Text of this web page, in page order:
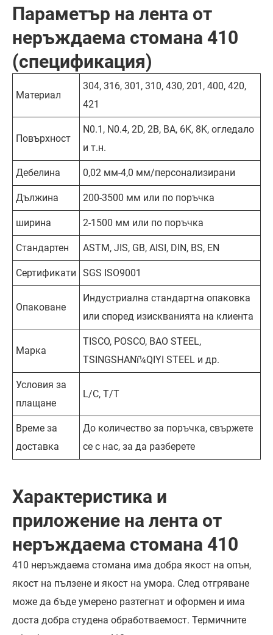
Параметър на лента от
неръждаема стомана 410
(спецификация)
Материал
304, 316, 301, 310, 430, 201, 400, 420,
421
Повърхност
N0.1, N0.4, 2D, 2B, BA, 6K, 8K, огледало
и т.н.
Дебелина 0,02 мм-4,0 мм/персонализирани
Дължина 200-3500 мм или по поръчка
ширина 2-1500 мм или по поръчка
Стандартен ASTM, JIS, GB, AISI, DIN, BS, EN
Сертификати SGS ISO9001
Опаковане
Индустриална стандартна опаковка
или според изискванията на клиента
Марка
TISCO, POSCO, BAO STEEL,
TSINGSHANï¼QIYI STEEL и др.
Условия за
плащане
L/C, T/T
Време за
доставка
До количество за поръчка, свържете
се с нас, за да разберете
Характеристика и
приложение на лента от
неръждаема стомана 410
410 неръждаема стомана има добра якост на опън,
якост на пълзене и якост на умора. След отгряване
може да бъде умерено разтегнат и оформен и има
доста добра студена обработваемост. Термичните